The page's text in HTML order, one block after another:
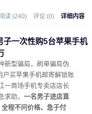
阅读 (240) 评论 (0) 详细内容
子一次性购5台苹果手机
新型骗局，刷单骗局伪
户买苹果手机邮寄解锁账
一商场手机专卖店店长
求助， 一名男子进店直
程不问价格、急于付